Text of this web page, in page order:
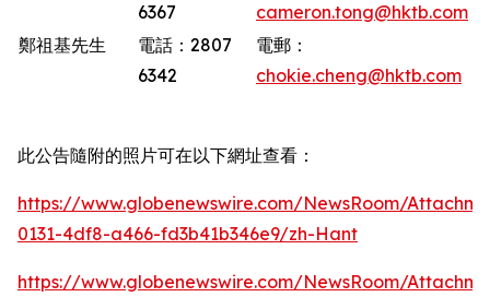
6367
cameron.tong@hktb.com
鄭祖基先生
電話：2807
6342
電郵：
chokie.cheng@hktb.com
此公告隨附的照片可在以下網址查看：
https://www.globenewswire.com/NewsRoom/
0131-4df8-a466-fd3b41b346e9/zh-Hant
https://www.globenewswire.com/NewsRoom/